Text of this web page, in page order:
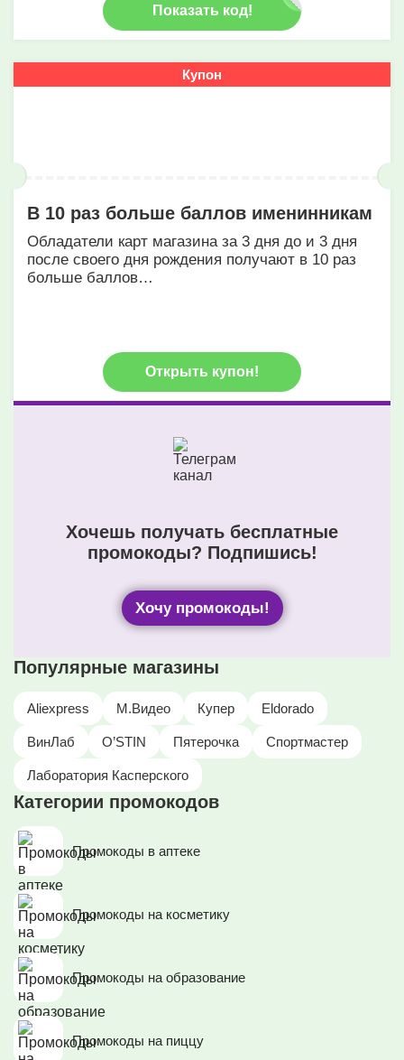
Показать код!
Купон
В 10 раз больше баллов именинникам
Обладатели карт магазина за 3 дня до и 3 дня
после своего дня рождения получают в 10 раз
больше баллов…
Открыть купон!
Хочешь получать бесплатные
промокоды? Подпишись!
Хочу промокоды!
Популярные магазины
Aliexpress М.Видео Купер Eldorado
ВинЛаб O’STIN Пятерочка Спортмастер
Лаборатория Касперского
Категории промокодов
Промокоды в аптеке
Промокоды на косметику
Промокоды на образование
Промокоды на пиццу